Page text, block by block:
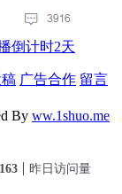
倒计时2天
广告合作 留言
By ww.1shuo.me
昨日访问量